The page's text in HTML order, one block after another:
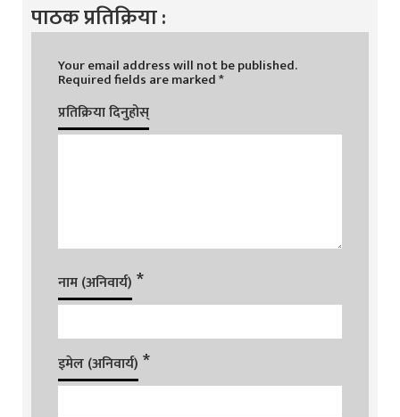
पाठक प्रतिक्रिया :
Your email address will not be published.
Required fields are marked*
प्रतिक्रिया दिनुहोस्
नाम (अनिवार्य) *
इमेल (अनिवार्य) *